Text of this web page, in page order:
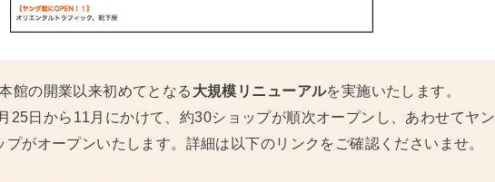
館の開業以来初めてとなる 大規模リニューアルを実施いたします。
25日から11月にかけて、約30ショップが順次オープンし、あわせてヤン
プがオープンいたします。詳細は以下のリンクをご確認くださいませ。